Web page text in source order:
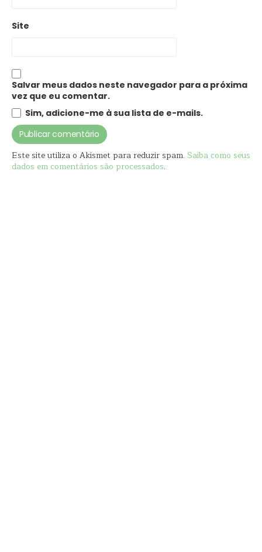
Site
Salvar meus dados neste navegador para a próxima
vez que eu comentar.
Sim, adicione-me à sua lista de e-mails.
Este site utiliza o Akismet para reduzir spam. Saiba como seus
dados em comentários são processados.